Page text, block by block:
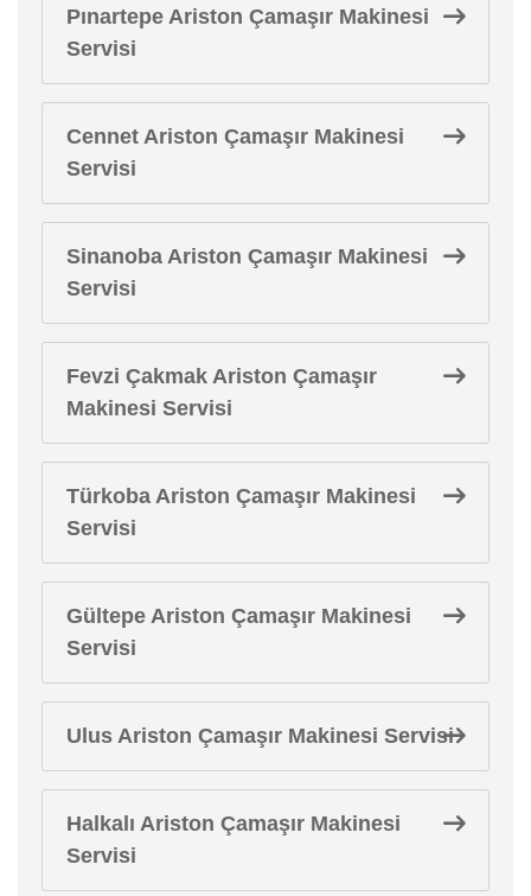
Pınartepe Ariston Çamaşır Makinesi
Servisi
Cennet Ariston Çamaşır Makinesi
Servisi
Sinanoba Ariston Çamaşır Makinesi
Servisi
Fevzi Çakmak Ariston Çamaşır
Makinesi Servisi
Türkoba Ariston Çamaşır Makinesi
Servisi
Gültepe Ariston Çamaşır Makinesi
Servisi
Ulus Ariston Çamaşır Makinesi Servisi
Halkalı Ariston Çamaşır Makinesi
Servisi